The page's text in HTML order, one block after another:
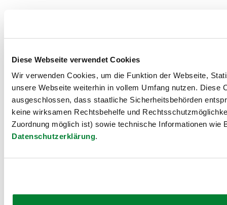
Diese Webseite verwendet Cookies
Wir verwenden Cookies, um die Funktion der Webseite,
unsere Webseite weiterhin in vollem Umfang nutzen.
ausgeschlossen, dass staatliche Sicherheitsbehörden
keine wirksamen Rechtsbehelfe und
Zuordnung möglich ist) sowie technische Informationen
Datenschutzerklärung.